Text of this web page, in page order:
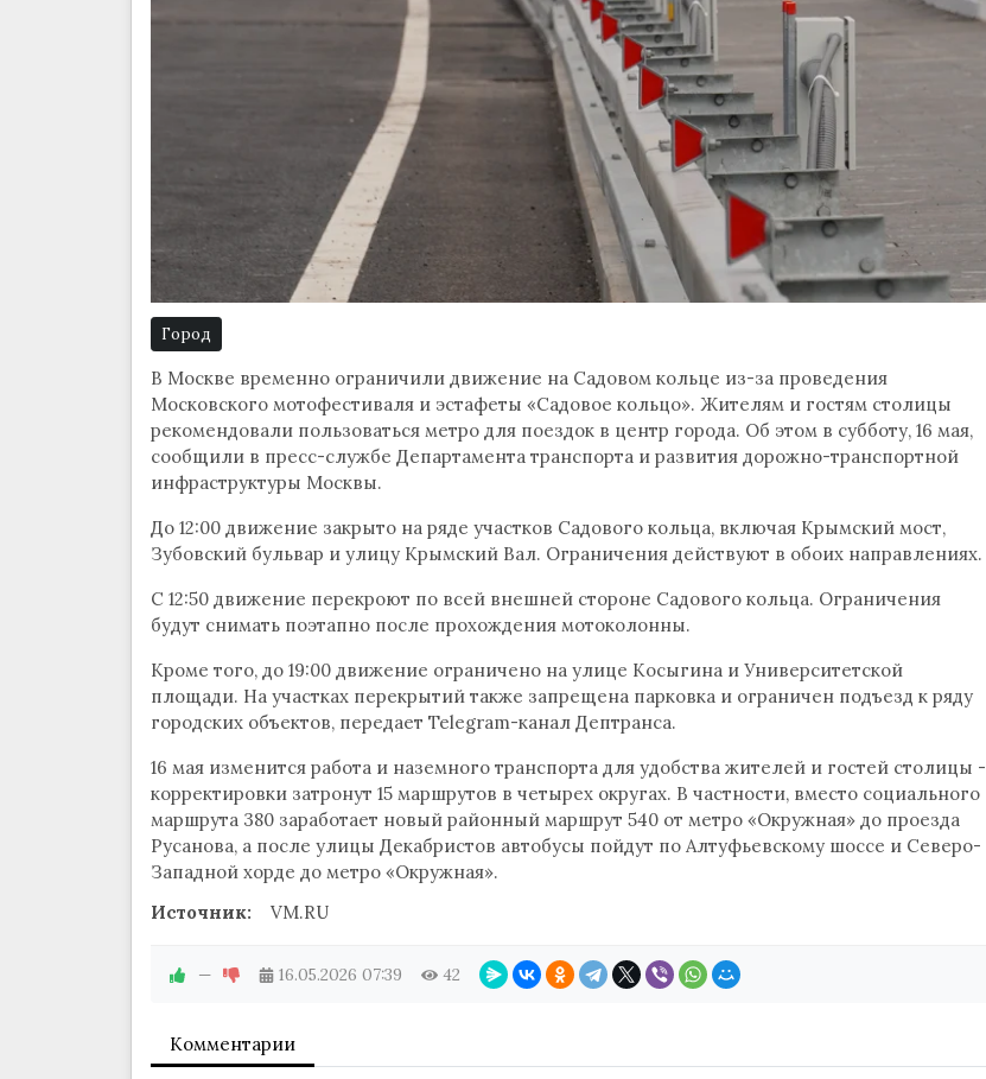
Город
В Москве временно ограничили движение на Садовом кольце из-за проведения
Московского мотофестиваля и эстафеты «Садовое кольцо». Жителям и гостям столицы
рекомендовали пользоваться метро для поездок в центр города. Об этом в субботу, 16 мая,
сообщили в пресс-службе Департамента транспорта и развития дорожно-транспортной
инфраструктуры Москвы.
До 12:00 движение закрыто на ряде участков Садового кольца, включая Крымский мост,
Зубовский бульвар и улицу Крымский Вал. Ограничения действуют в обоих направлениях.
С 12:50 движение перекроют по всей внешней стороне Садового кольца. Ограничения
будут снимать поэтапно после прохождения мотоколонны.
Кроме того, до 19:00 движение ограничено на улице Косыгина и Университетской
площади. На участках перекрытий также запрещена парковка и ограничен подъезд к ряду
городских объектов, передает Telegram-канал Дептранса.
16 мая изменится работа и наземного транспорта для удобства жителей и гостей столицы -
корректировки затронут 15 маршрутов в четырех округах. В частности, вместо социального
маршрута 380 заработает новый районный маршрут 540 от метро «Окружная» до проезда
Русанова, а после улицы Декабристов автобусы пойдут по Алтуфьевскому шоссе и Северо-
Западной хорде до метро «Окружная».
Источник:
VM.RU
— 16.05.2026 07:39 42
Комментарии